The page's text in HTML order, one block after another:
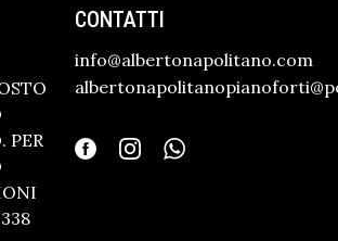
PER
CONTATTI
info@albertonapolitano.com